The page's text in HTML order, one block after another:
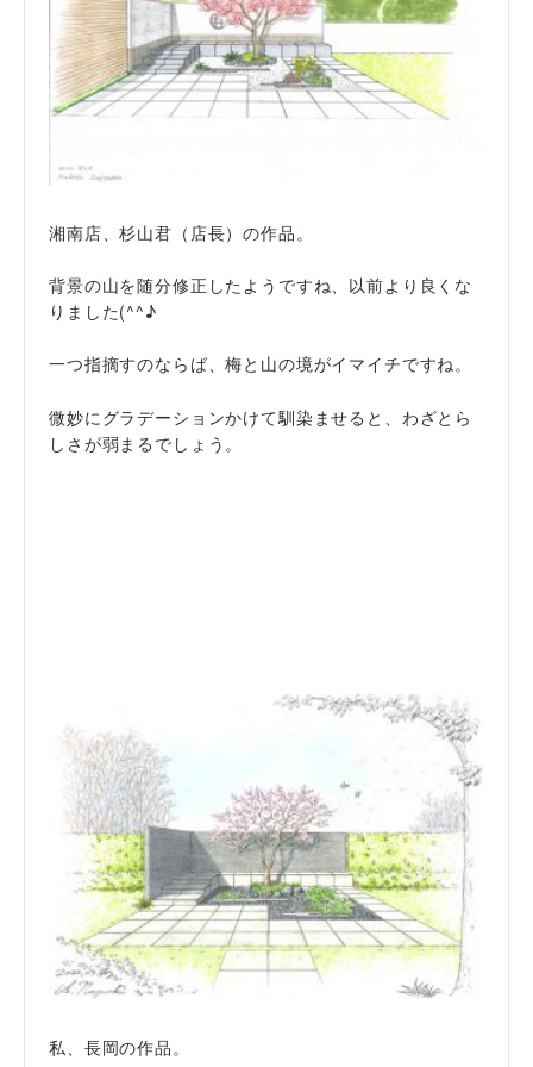
湘南店、杉山君（店長）の作品。
背景の山を随分修正したようですね、以前より良くな
りました(^^♪
一つ指摘すのならば、梅と山の境がイマイチですね。
微妙にグラデーションかけて馴染ませると、わざとら
しさが弱まるでしょう。
私、長岡の作品。